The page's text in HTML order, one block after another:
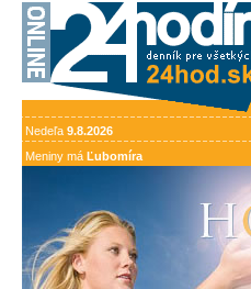
Nedeľa 9.8.2026
Meniny má Ľubomíra